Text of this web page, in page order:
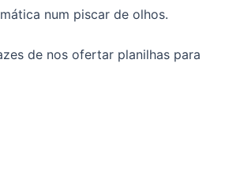
num piscar de olhos.
de nos ofertar planilhas para